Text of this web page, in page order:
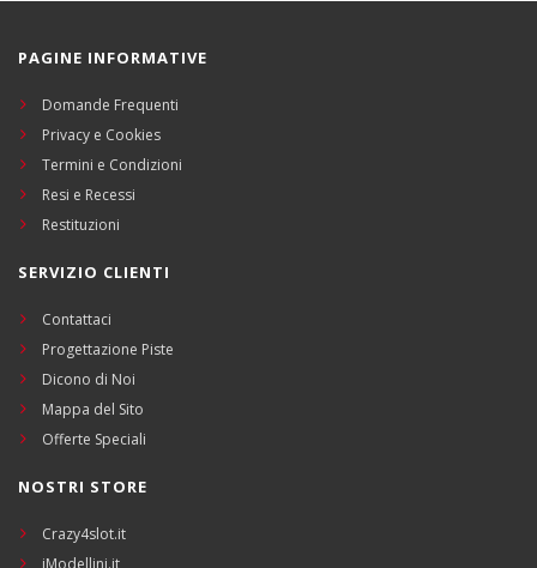
PAGINE INFORMATIVE
Domande Frequenti
Privacy e Cookies
Termini e Condizioni
Resi e Recessi
Restituzioni
SERVIZIO CLIENTI
Contattaci
Progettazione Piste
Dicono di Noi
Mappa del Sito
Offerte Speciali
NOSTRI STORE
Crazy4slot.it
iModellini.it